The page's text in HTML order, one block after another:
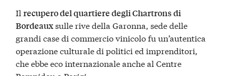
Ilrecupero del quartiere degli Chartrons di
Bordeauxsulle rive della Garonna, sede delle
grandi case di commercio vinicolo fu un’autentica
operazione culturale di politici ed imprenditori,
che ebbe eco internazionale anche al Centre